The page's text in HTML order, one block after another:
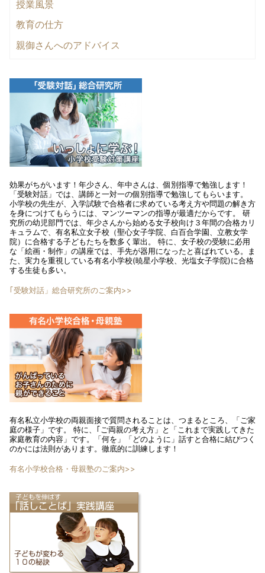
授業風景
教育の仕方
親御さんへのアドバイス
効果がちがいます！年少さん、年中さんは、個別指導で勉強します！
「受験対話」では、講師と一対一の個別指導で勉強してもらいます。
小学校の先生が、入学試験で合格者に求めている考え方や問題の解き方
を身につけてもらうには、マンツーマンの指導が最適だからです。 研
究所の幼児部門では、年少さんから始める女子校向け３年間の合格カリ
キュラムで、有名私立女子校（聖心女子学院、白百合学園、立教女学
院）に合格する子どもたちを数多く輩出。 特に、女子校の受験に必用
な「絵画・制作」の講座では、手先が器用になったと喜ばれている。ま
た、実力を重視している有名小学校(暁星小学校、光塩女子学院)に合格
する生徒も多い。
｢受験対話」総合研究所のご案内>>
有名私立小学校の両親面接で質問されることは、つまるところ、「ご家
庭の様子」です。 特に、｢ご両親の考え方」と「これまで実践してきた
家庭教育の内容」です。「何を」「どのように」話すと合格に結びつく
のかには法則があります。徹底的に訓練します！
有名小学校合格・母親塾のご案内>>